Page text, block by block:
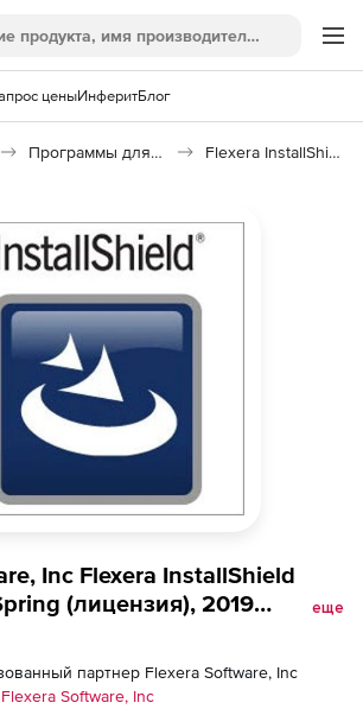
ценыИнферитБлог
Программы для разработки ПО Flexera InstallShield Professional Spring
Inc Flexera InstallShield
(лицензия), 2019
еще
партнер Flexera Software, Inc
Flexera Software, Inc